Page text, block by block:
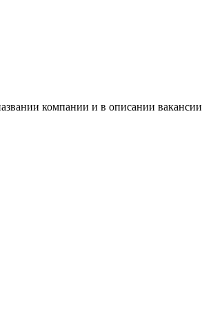
компании и в описании вакансии